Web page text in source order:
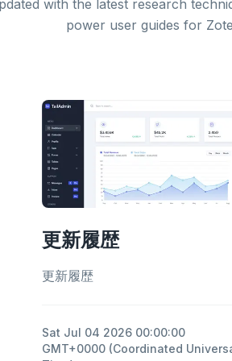
with the latest research
power user guides for
更新履歴
更新履歴
Sat Jul 04 2026 00:00:00
GMT+0000 (Coordinated